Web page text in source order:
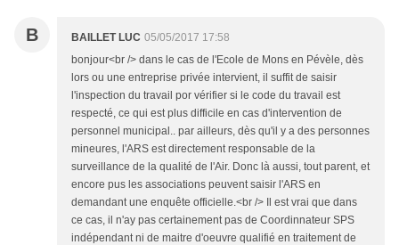
B BAILLET LUC 05/05/2017 17:58
bonjour<br /> dans le cas de l'Ecole de Mons en Pévèle, dès
lors ou une entreprise privée intervient, il suffit de saisir
l'inspection du travail por vérifier si le code du travail est
respecté, ce qui est plus difficile en cas d'intervention de
personnel municipal.. par ailleurs, dès qu'il y a des personnes
mineures, l'ARS est directement responsable de la
surveillance de la qualité de l'Air. Donc là aussi, tout parent, et
encore pus les associations peuvent saisir l'ARS en
demandant une enquête officielle.<br /> Il est vrai que dans
ce cas, il n'ay pas certainement pas de Coordinnateur SPS
indépendant ni de maitre d'oeuvre qualifié en traitement de